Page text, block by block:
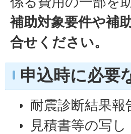
補助対象要件や補
合せください。
申込時に必要
耐震診断結果報
見積書等の写し